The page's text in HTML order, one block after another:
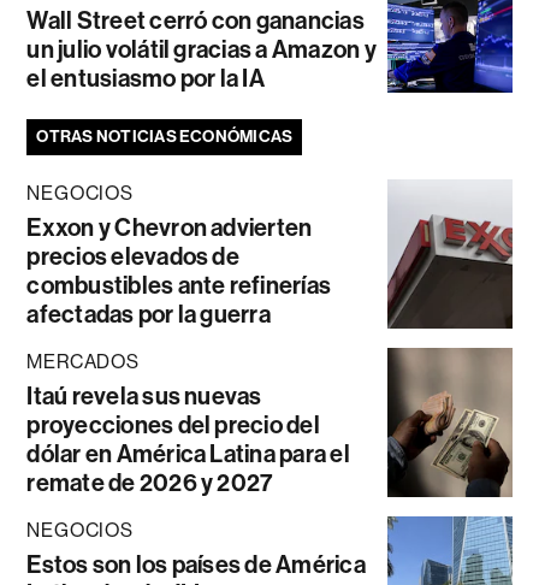
Wall Street cerró con ganancias
un julio volátil gracias a Amazon y
el entusiasmo por la IA
OTRAS NOTICIAS ECONÓMICAS
NEGOCIOS
Exxon y Chevron advierten
precios elevados de
combustibles ante refinerías
afectadas por la guerra
MERCADOS
Itaú revela sus nuevas
proyecciones del precio del
dólar en América Latina para el
remate de 2026 y 2027
NEGOCIOS
Estos son los países de América